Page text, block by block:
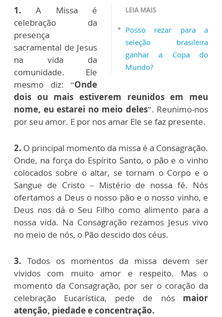
LEIA MAIS
Posso rezar para a
seleção brasileira
ganhar a Copa do
Mundo?
1.A Missa é
celebração da
presença
sacramental de Jesus
na vida da
comunidade. Ele
mesmo diz: “Onde
dois ou mais estiverem reunidos em meu
nome, eu estarei no meio deles”. Reunimo-nos
por seu amor. E por nos amar Ele se faz presente.
2. O principal momento da missa é a Consagração.
Onde, na força do Espírito Santo, o pão e o vinho
colocados sobre o altar, se tornam o Corpo e o
Sangue de Cristo – Mistério de nossa fé. Nós
ofertamos a Deus o nosso pão e o nosso vinho, e
Deus nos dá o Seu Filho como alimento para a
nossa vida. Na Consagração rezamos Jesus vivo
no meio de nós, o Pão descido dos céus.
3. Todos os momentos da missa devem ser
vividos com muito amor e respeito. Mas o
momento da Consagração, por ser o coração da
celebração Eucarística, pede de nós maior
atenção, piedade e concentração.